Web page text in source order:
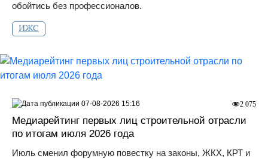
обойтись без профессионалов.
ИЖС
Медиарейтинг первых лиц строительной отрасли
по итогам июля 2026 года
Июль сменил форумную повестку на законы, ЖКХ, КРТ и
2 075
07-08-2026 15:16